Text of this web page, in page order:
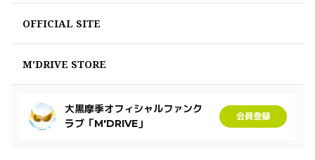
OFFICIAL SITE
M'DRIVE STORE
大黒摩季オフィシャルファンク
ラブ「M'DRIVE」
会員登録